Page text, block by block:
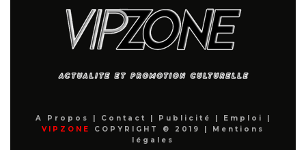
A Propos | Contact | Publicité | Emploi
|
VIPZONE
COPYRIGHT © 2019 |
Mentions
légales